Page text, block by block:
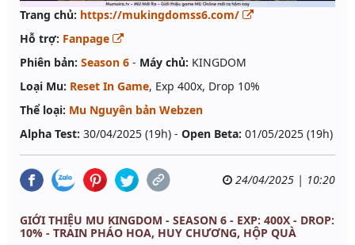
Trang chủ: https://mukingdomss6.com/
Hỗ trợ: Fanpage
Phiên bản: Season 6 - Máy chủ: KINGDOM
Loại Mu: Reset In Game, Exp 400x, Drop 10%
Thể loại: Mu Nguyên bản Webzen
Alpha Test: 30/04/2025 (19h) - Open Beta: 01/05/2025 (19h)
24/04/2025 | 10:20
GIỚI THIỆU MU KINGDOM - SEASON 6 - EXP: 400X - DROP:
10% - TRAIN PHÁO HOA, HUY CHƯƠNG, HỘP QUÀ